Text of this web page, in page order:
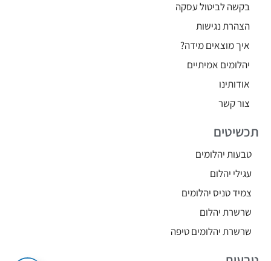
בקשה לביטול עסקה
הצהרת נגישות
איך מוצאים מידה?
יהלומים אמיתיים
אודותינו
צור קשר
תכשיטים
טבעות יהלומים
עגילי יהלום
צמיד טניס יהלומים
שרשרת יהלום
שרשרת יהלומים טיפה